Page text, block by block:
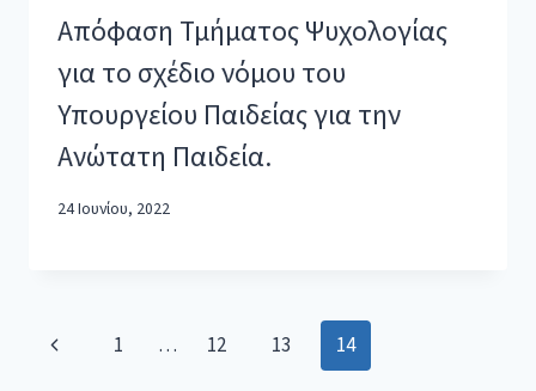
Απόφαση Τμήματος Ψυχολογίας
για το σχέδιο νόμου του
Υπουργείου Παιδείας για την
Ανώτατη Παιδεία.
24 Ιουνίου, 2022
1 … 12 13 14